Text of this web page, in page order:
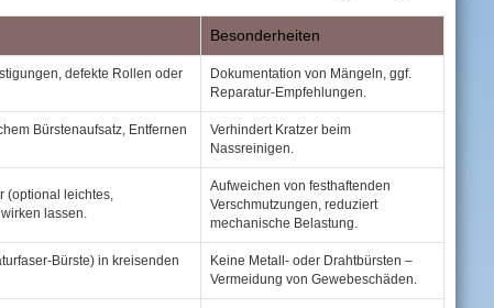
Besonderheiten
defekte Rollen oder
Dokumentation von Mängeln, ggf.
Reparatur‑Empfehlungen.
Bürstenaufsatz, Entfernen
Verhindert Kratzer beim
Nassreinigen.
(optional leichtes,
lassen.
Aufweichen von festhaftenden
Verschmutzungen, reduziert
mechanische Belastung.
in kreisenden
Keine Metall‑ oder Drahtbürsten –
Vermeidung von Gewebeschäden.